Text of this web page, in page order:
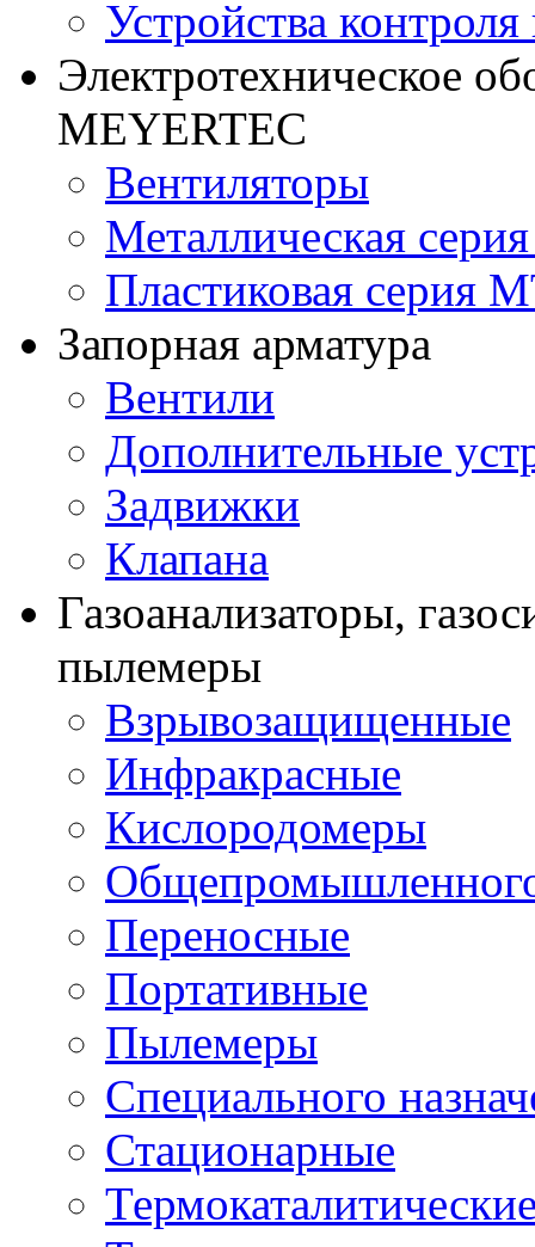
Устройства
Электротехническое
MEYERTEC
Вентиляторы
Металлическая
Пластиковая серия
Запорная арматура
Вентили
Дополнительные
Задвижки
Клапана
Газоанализаторы,
пылемеры
Взрывозащищенные
Инфракрасные
Кислородомеры
Переносные
Портативные
Пылемеры
Специального
Стационарные